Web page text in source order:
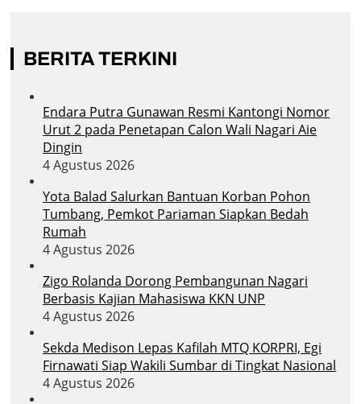
BERITA TERKINI
Endara Putra Gunawan Resmi Kantongi Nomor
Urut 2 pada Penetapan Calon Wali Nagari Aie
Dingin
4 Agustus 2026
Yota Balad Salurkan Bantuan Korban Pohon
Tumbang, Pemkot Pariaman Siapkan Bedah
Rumah
4 Agustus 2026
Zigo Rolanda Dorong Pembangunan Nagari
Berbasis Kajian Mahasiswa KKN UNP
4 Agustus 2026
Sekda Medison Lepas Kafilah MTQ KORPRI, Egi
Firnawati Siap Wakili Sumbar di Tingkat Nasional
4 Agustus 2026